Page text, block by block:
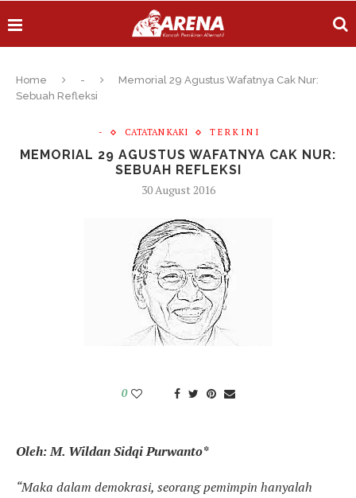
Home -
Memorial 29 Agustus Wafatnya Cak Nur:
Sebuah Refleksi
- CATATAN KAKI T E R K I N I
MEMORIAL 29 AGUSTUS WAFATNYA CAK NUR:
SEBUAH REFLEKSI
30 August 2016
0
Oleh: M. Wildan Sidqi Purwanto*
“Maka dalam demokrasi, seorang pemimpin hanyalah